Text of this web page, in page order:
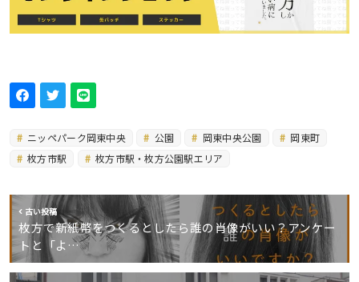
ニッペパーク岡東中央 公園 岡東中央公園
岡東町
枚方市駅
枚方市駅・枚方公園駅エリア
古い投稿
枚方で新紙幣をつくるとしたら誰の肖像がいい？アンケー
トと「よ…